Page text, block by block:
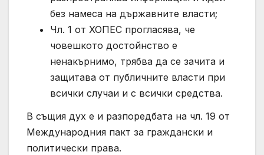
без намеса на държавните власти;
Чл. 1 от ХОПЕС прогласява, че
човешкото достойнство е
ненакърнимо, трябва да се зачита и
защитава от публичните власти при
всички случаи и с всички средства.
В същия дух е и разпоредбата на чл. 19 от
Международния пакт за граждански и
политически права.